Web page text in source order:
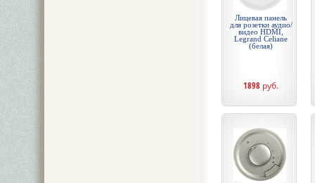
Лицевая панель
для розетки аудио/
видео HDMI,
Legrand Celiane
(белая)
1898 руб.